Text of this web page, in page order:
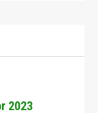
2023